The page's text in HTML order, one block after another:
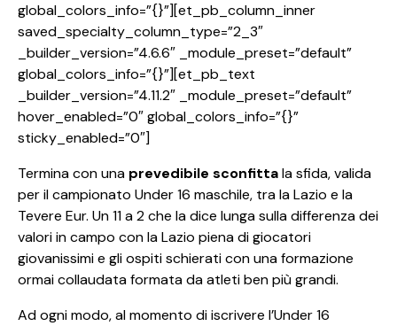
global_colors_info=”{}”][et_pb_column_inner
saved_specialty_column_type=”2_3″
_builder_version=”4.6.6″ _module_preset=”default”
global_colors_info=”{}”][et_pb_text
_builder_version=”4.11.2″ _module_preset=”default”
hover_enabled=”0″ global_colors_info=”{}”
sticky_enabled=”0″]
Termina con una prevedibile sconfittala sfida, valida
per il campionato Under 16 maschile, tra la Lazio e la
Tevere Eur. Un 11 a 2 che la dice lunga sulla differenza dei
valori in campo con la Lazio piena di giocatori
giovanissimi e gli ospiti schierati con una formazione
ormai collaudata formata da atleti ben più grandi.
Ad ogni modo, al momento di iscrivere l’Under 16